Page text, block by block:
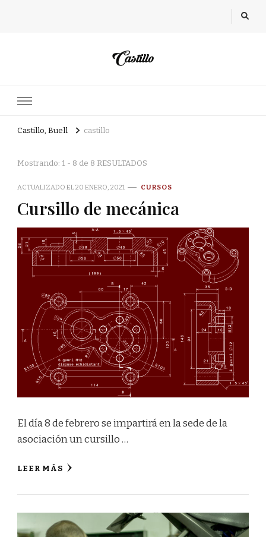
Castillo, Buell castillo
Mostrando: 1 - 8 de 8 RESULTADOS
ACTUALIZADO EL20 ENERO, 2021 CURSOS
Cursillo de mecánica
El día 8 de febrero se impartirá en la sede de la
asociación un cursillo …
LEER MÁS